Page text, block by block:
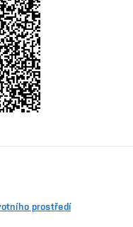
prostředí